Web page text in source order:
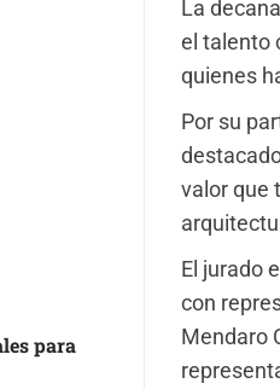
La
el talento
quienes
Por su
valor que
El jurado
con
Mendaro
para